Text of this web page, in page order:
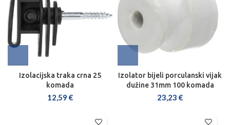
Izolacijska traka crna 25
komada
12,59 €
Izolator bijeli porculanski vijak
dužine 31mm 100 komada
23,23 €